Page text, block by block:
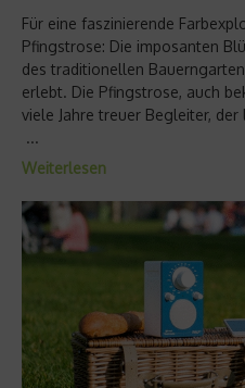
Für eine faszinierende
Pfingstrose: Die imposanten
des traditionellen
erlebt. Die Pfingstrose, auch
viele Jahre treuer Begleiter,
...
Weiterlesen